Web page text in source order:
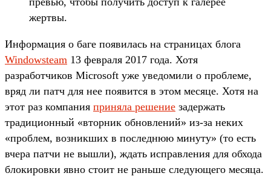
жертвы.
Информация о баге появилась на страницах блога
Windowsteam 13 февраля 2017 года. Хотя
разработчиков Microsoft уже уведомили о проблеме,
вряд ли патч для нее появится в этом месяце. Хотя на
этот раз компания приняла решение задержать
традиционный «вторник обновлений» из-за неких
«проблем, возникших в последнюю минуту» (то есть
вчера патчи не вышли), ждать исправления для обхода
блокировки явно стоит не раньше следующего месяца.